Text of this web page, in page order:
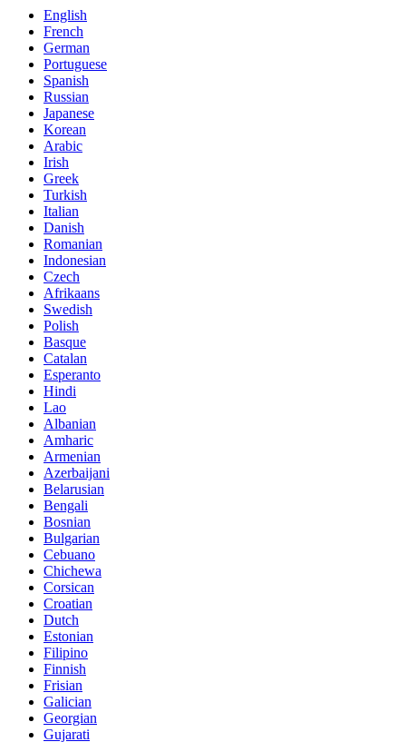
English
French
German
Portuguese
Spanish
Russian
Japanese
Korean
Arabic
Irish
Greek
Turkish
Italian
Danish
Romanian
Indonesian
Czech
Afrikaans
Swedish
Polish
Basque
Catalan
Esperanto
Hindi
Lao
Albanian
Amharic
Armenian
Azerbaijani
Belarusian
Bengali
Bosnian
Bulgarian
Cebuano
Chichewa
Corsican
Croatian
Dutch
Estonian
Filipino
Finnish
Frisian
Galician
Georgian
Gujarati